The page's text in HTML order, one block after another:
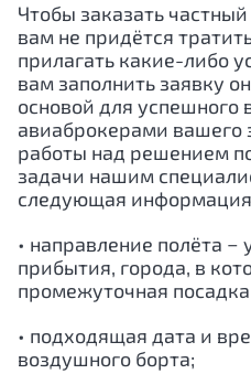
Чтобы заказать
вам не придётся
прилагать какие-либо
вам заполнить заявку
основой для
авиаброкерами вашего
работы над решением
задачи нашим
следующая
• направление полёта
прибытия, города, в
промежуточная
• подходящая дата и
воздушного борта;